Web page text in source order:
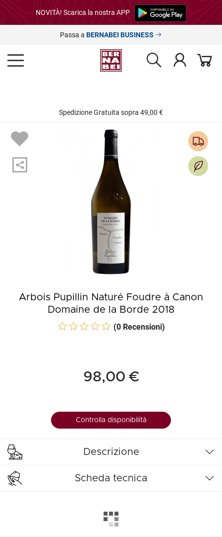
NOVITÀ! Scarica la nostra APP
Passa a BERNABEI BUSINESS
Spedizione Gratuita sopra 49,00 €
Arbois Pupillin Naturé Foudre à Canon
Domaine de la Borde 2018
(0 Recensioni)
98,00 €
Controlla disponibilità
Descrizione
Scheda tecnica